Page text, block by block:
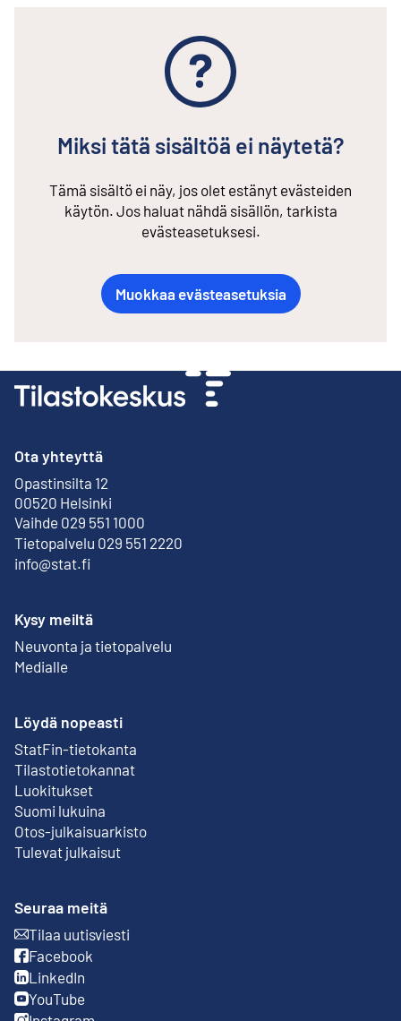
Miksi tätä sisältöä ei näytetä?
Tämä sisältö ei näy, jos olet estänyt evästeiden
käytön. Jos haluat nähdä sisällön, tarkista
evästeasetuksesi.
Muokkaa evästeasetuksia
Ota yhteyttä
Opastinsilta 12
00520 Helsinki
Ulkoinen linkki
Vaihde 029 551 1000
Tietopalvelu 029 551 2220
info@stat.fi
Kysy meiltä
Neuvonta ja tietopalvelu
Medialle
Löydä nopeasti
StatFin-tietokanta
Ulkoinen linkki
Tilastotietokannat
Luokitukset
Suomi lukuina
Otos-julkaisuarkisto
Ulkoinen linkki
Tulevat julkaisut
Seuraa meitä
Tilaa uutisviesti
Ulkoinen linkki
Facebook
Ulkoinen linkki
LinkedIn
Ulkoinen linkki
YouTube
Ulkoinen linkki